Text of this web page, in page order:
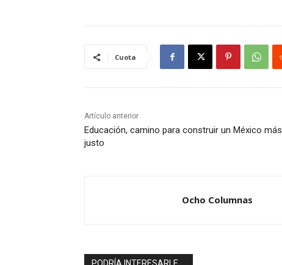
Cuota
Artículo anterior
Educación, camino para construir un México más
justo
Ocho Columnas